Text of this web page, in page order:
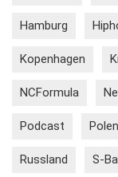
Hamburg
Kopenhagen
NCFormula
Podcast Polen
Russland S-